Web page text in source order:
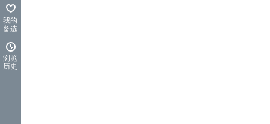
我的
备选
浏览
历史